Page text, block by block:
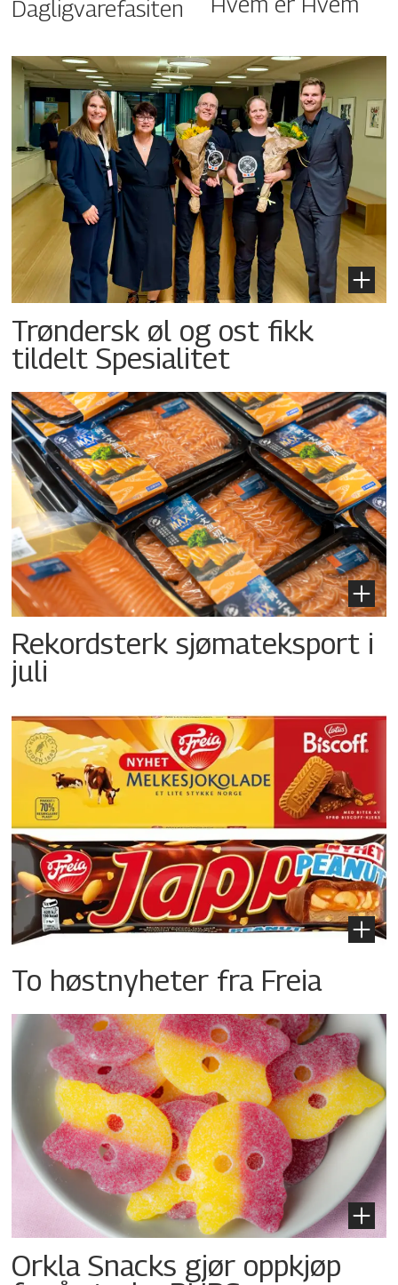
Dagligvarefasiten
Trøndersk øl og ost fikk
tildelt Spesialitet
Rekordsterk sjømateksport i
juli
To høstnyheter fra Freia
Orkla Snacks gjør oppkjøp